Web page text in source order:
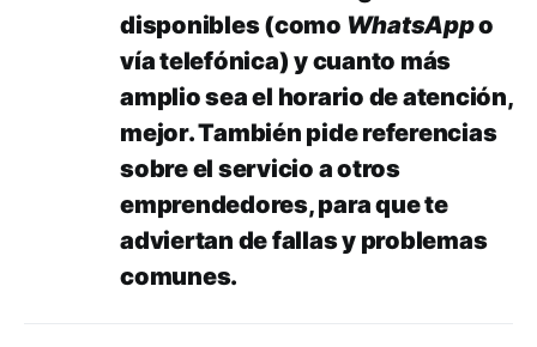
disponibles (como WhatsAppo
vía telefónica) y cuanto más
amplio sea el horario de atención,
mejor. También pide referencias
sobre el servicio a otros
emprendedores, para que te
adviertan de fallas y problemas
comunes.